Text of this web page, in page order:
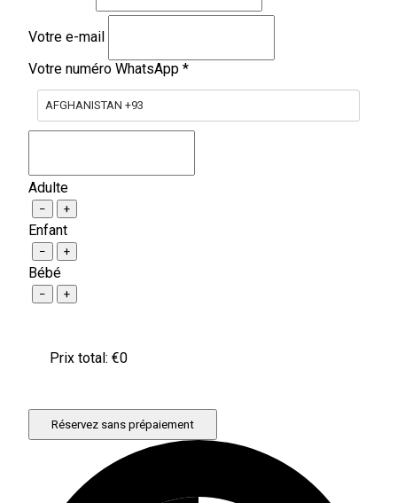
Votre e-mail
Votre numéro WhatsApp *
AFGHANISTAN +93
Adulte
− +
Enfant
− +
Bébé
− +
Prix ​​total: €0
Réservez sans prépaiement